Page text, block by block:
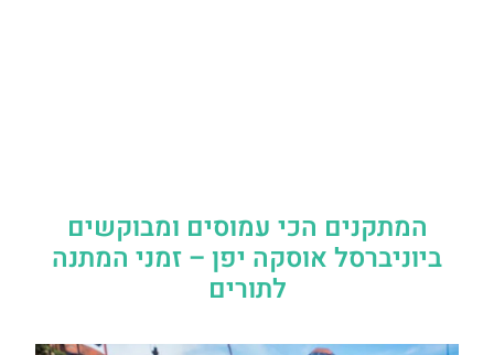
המתקנים הכי עמוסים ומבוקשים
ביוניברסל אוסקה יפן – זמני המתנה
לתורים